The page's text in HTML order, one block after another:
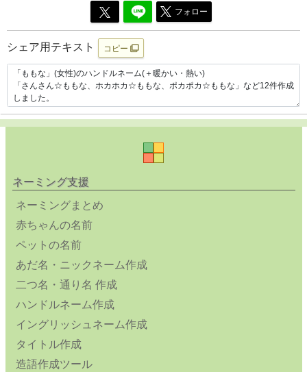
フォロー
シェア用テキスト コピー
ネーミング支援
ネーミングまとめ
赤ちゃんの名前
ペットの名前
あだ名・ニックネーム作成
二つ名・通り名 作成
ハンドルネーム作成
イングリッシュネーム作成
タイトル作成
造語作成ツール